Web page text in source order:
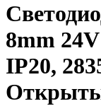
8mm
IP20,